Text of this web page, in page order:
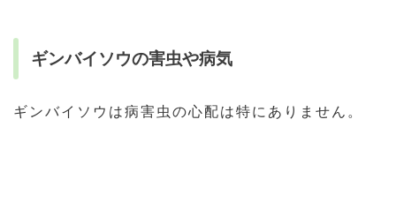
ギンバイソウの害虫や病気
ギンバイソウは病害虫の心配は特にありません。